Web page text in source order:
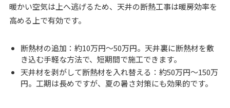
暖かい空気は上へ逃げるため、天井の断熱工事は暖房効率を
高める上で有効です。
断熱材の追加：約10万円～50万円。天井裏に断熱材を敷
き込む手軽な方法で、短期間で施工できます。
天井材を剥がして断熱材を入れ替える：約50万円～150万
円。工期は長めですが、夏の暑さ対策にも効果的です。